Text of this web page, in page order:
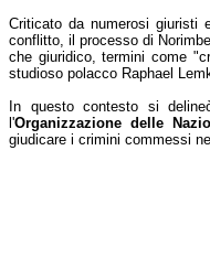
Criticato da numerosi giuristi
conflitto, il processo di
che giuridico, termini come
studioso polacco Raphael
In questo contesto si
l'Organizzazione delle
giudicare i crimini commessi